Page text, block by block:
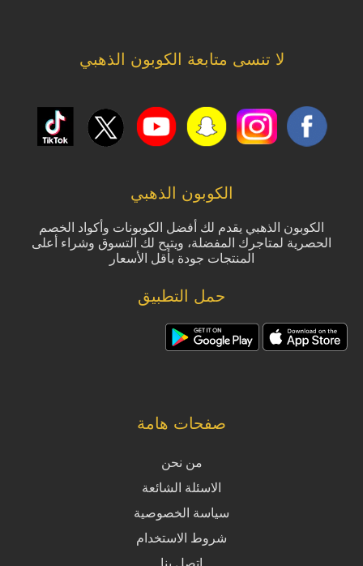
لا تنسى متابعة الكوبون الذهبي
الكوبون الذهبي
الكوبون الذهبي يقدم لك أفضل الكوبونات وأكواد الخصم
الحصرية لمتاجرك المفضلة، ويتيح لك التسوق وشراء أعلى
المنتجات جودة بأقل الأسعار
حمل التطبيق
صفحات هامة
من نحن
الاسئلة الشائعة
سياسة الخصوصية
شروط الاستخدام
اتصل بنا